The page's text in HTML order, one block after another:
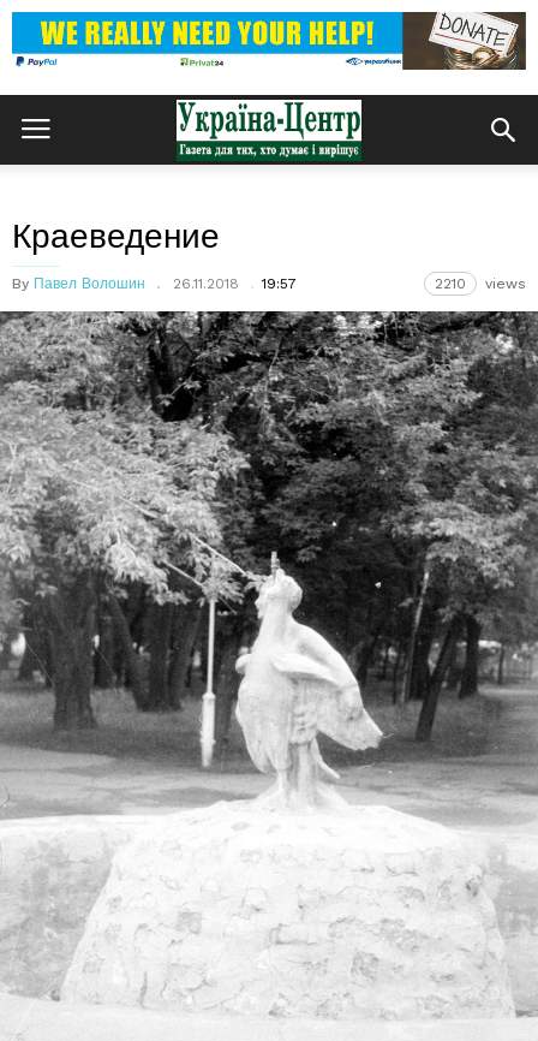
Краеведение
By Павел Волошин 26.11.2018 19:57 2210 views